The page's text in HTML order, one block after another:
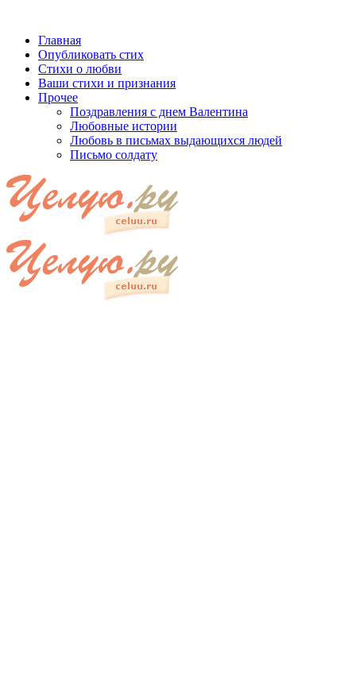
Главная
Опубликовать стих
Стихи о любви
Ваши стихи и признания
Прочее
Поздравления с днем Валентина
Любовные истории
Любовь в письмах выдающихся людей
Письмо солдату